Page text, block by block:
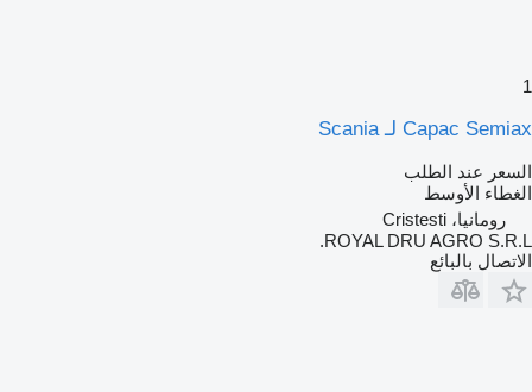
1
Capac Semiax لـ Scania
السعر عند الطلب
الغطاء الأوسط
رومانيا، Cristesti
ROYAL DRU AGRO S.R.L.
الاتصال بالبائع